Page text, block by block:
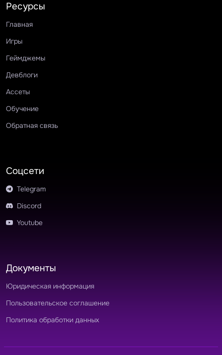
Ресурсы
Главная
Игры
Геймджемы
Девблоги
Ассеты
Обучение
Обратная связь
Соцсети
Telegram
Discord
Youtube
Документы
Юридическая информация
Пользовательское соглашение
Политика обработки данных